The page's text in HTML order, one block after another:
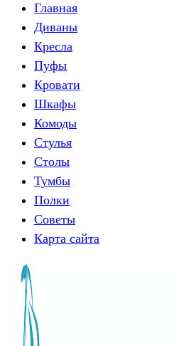
Главная
Диваны
Кресла
Пуфы
Кровати
Шкафы
Комоды
Стулья
Столы
Тумбы
Полки
Советы
Карта сайта